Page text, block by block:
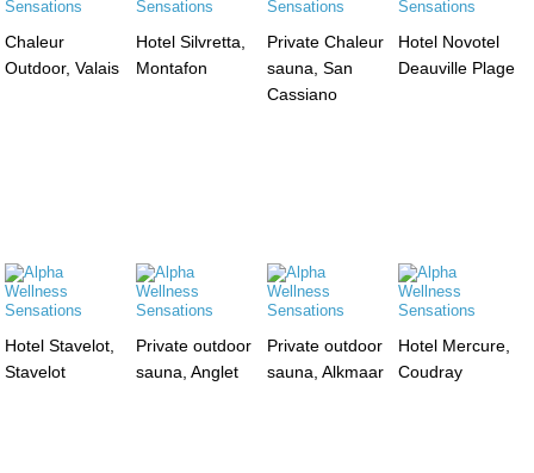
Chaleur
Outdoor, Valais
Hotel Silvretta,
Montafon
Private Chaleur
sauna, San
Cassiano
Hotel Novotel
Deauville Plage
Hotel Stavelot,
Stavelot
Private outdoor
sauna, Anglet
Private outdoor
sauna, Alkmaar
Hotel Mercure,
Coudray